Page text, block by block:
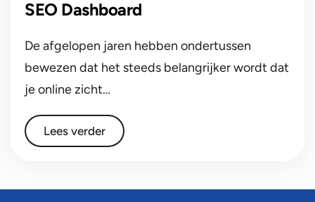
SEO Dashboard
De afgelopen jaren hebben ondertussen
bewezen dat het steeds belangrijker wordt dat
je online zicht…
Lees verder